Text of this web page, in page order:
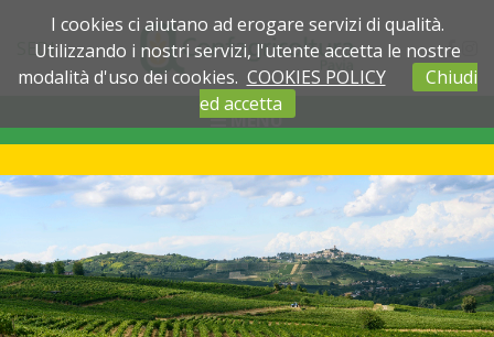
SEDI
MENU
I cookies ci aiutano ad erogare servizi di qualità.
Utilizzando i nostri servizi, l'utente accetta le nostre
modalità d'uso dei cookies. COOKIES POLICY
Chiudi
ed accetta